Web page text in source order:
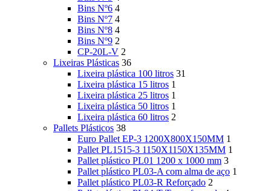
Bins Nº6 4
Bins Nº7 4
Bins Nº8 4
Bins Nº9 2
CP-20L-V 2
Lixeiras Plásticas 36
Lixeira plástica 100 litros 31
Lixeira plástica 15 litros 1
Lixeira plástica 25 litros 1
Lixeira plástica 50 litros 1
Lixeira plástica 60 litros 2
Pallets Plásticos 38
Euro Pallet EP-3 1200X800X150MM 1
Pallet PL1515-3 1150X1150X135MM 1
Pallet plástico PL01 1200 x 1000 mm 3
Pallet plástico PL03-A com alma de aço 1
Pallet plástico PL03-R Reforçado 2